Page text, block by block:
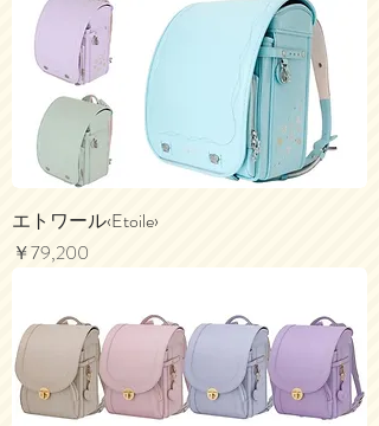
エトワール‹Etoile›
価格
￥79,200